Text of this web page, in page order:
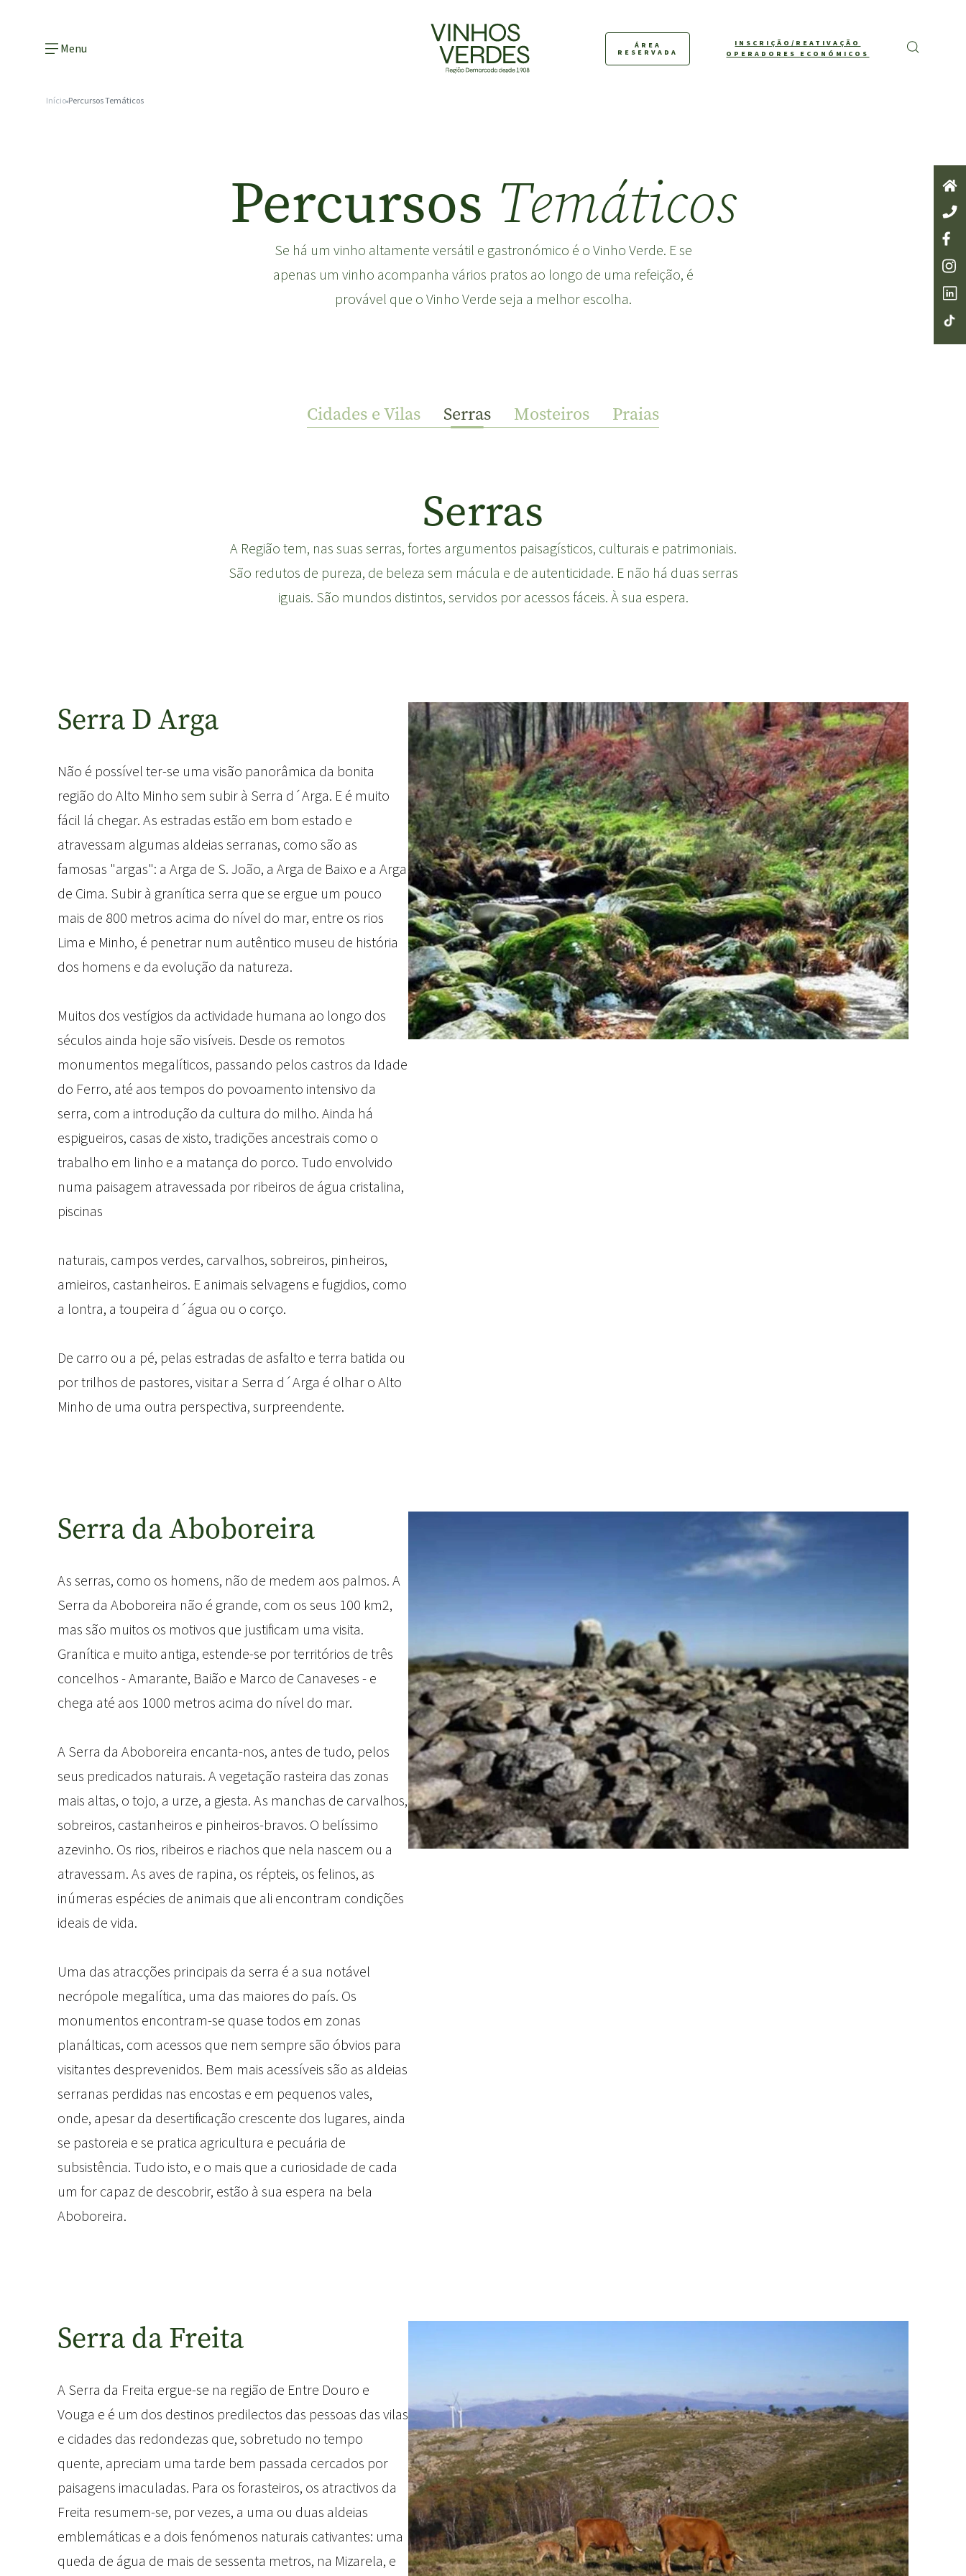
Menu ÁREA
RESERVADA
INSCRIÇÃO/REATIVAÇÃO
OPERADORES ECONÓMICOS
Início Percursos Temáticos
Percursos Temáticos
Se há um vinho altamente versátil e gastronómico é o Vinho Verde. E se
apenas um vinho acompanha vários pratos ao longo de uma refeição, é
provável que o Vinho Verde seja a melhor escolha.
Cidades e Vilas Serras Mosteiros Praias
Serras
A Região tem, nas suas serras, fortes argumentos paisagísticos, culturais e patrimoniais.
São redutos de pureza, de beleza sem mácula e de autenticidade. E não há duas serras
iguais. São mundos distintos, servidos por acessos fáceis. À sua espera.
Serra D Arga
Não é possível ter-se uma visão panorâmica da bonita
região do Alto Minho sem subir à Serra d´Arga. E é muito
fácil lá chegar. As estradas estão em bom estado e
atravessam algumas aldeias serranas, como são as
famosas "argas": a Arga de S. João, a Arga de Baixo e a Arga
de Cima. Subir à granítica serra que se ergue um pouco
mais de 800 metros acima do nível do mar, entre os rios
Lima e Minho, é penetrar num autêntico museu de história
dos homens e da evolução da natureza.
Muitos dos vestígios da actividade humana ao longo dos
séculos ainda hoje são visíveis. Desde os remotos
monumentos megalíticos, passando pelos castros da Idade
do Ferro, até aos tempos do povoamento intensivo da
serra, com a introdução da cultura do milho. Ainda há
espigueiros, casas de xisto, tradições ancestrais como o
trabalho em linho e a matança do porco. Tudo envolvido
numa paisagem atravessada por ribeiros de água cristalina,
piscinas
naturais, campos verdes, carvalhos, sobreiros, pinheiros,
amieiros, castanheiros. E animais selvagens e fugidios, como
a lontra, a toupeira d´água ou o corço.
De carro ou a pé, pelas estradas de asfalto e terra batida ou
por trilhos de pastores, visitar a Serra d´Arga é olhar o Alto
Minho de uma outra perspectiva, surpreendente.
Serra da Aboboreira
As serras, como os homens, não de medem aos palmos. A
Serra da Aboboreira não é grande, com os seus 100 km2,
mas são muitos os motivos que justificam uma visita.
Granítica e muito antiga, estende-se por territórios de três
concelhos - Amarante, Baião e Marco de Canaveses - e
chega até aos 1000 metros acima do nível do mar.
A Serra da Aboboreira encanta-nos, antes de tudo, pelos
seus predicados naturais. A vegetação rasteira das zonas
mais altas, o tojo, a urze, a giesta. As manchas de carvalhos,
sobreiros, castanheiros e pinheiros-bravos. O belíssimo
azevinho. Os rios, ribeiros e riachos que nela nascem ou a
atravessam. As aves de rapina, os répteis, os felinos, as
inúmeras espécies de animais que ali encontram condições
ideais de vida.
Uma das atracções principais da serra é a sua notável
necrópole megalítica, uma das maiores do país. Os
monumentos encontram-se quase todos em zonas
planálticas, com acessos que nem sempre são óbvios para
visitantes desprevenidos. Bem mais acessíveis são as aldeias
serranas perdidas nas encostas e em pequenos vales,
onde, apesar da desertificação crescente dos lugares, ainda
se pastoreia e se pratica agricultura e pecuária de
subsistência. Tudo isto, e o mais que a curiosidade de cada
um for capaz de descobrir, estão à sua espera na bela
Aboboreira.
Serra da Freita
A Serra da Freita ergue-se na região de Entre Douro e
Vouga e é um dos destinos predilectos das pessoas das vilas
e cidades das redondezas que, sobretudo no tempo
quente, apreciam uma tarde bem passada cercados por
paisagens imaculadas. Para os forasteiros, os atractivos da
Freita resumem-se, por vezes, a uma ou duas aldeias
emblemáticas e a dois fenómenos naturais cativantes: uma
queda de água de mais de sessenta metros, na Mizarela, e